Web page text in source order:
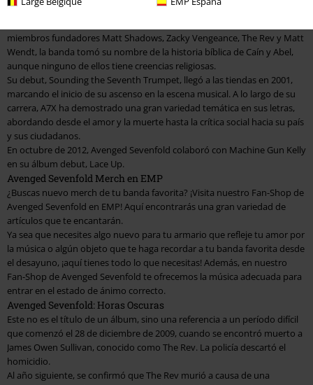
La banda californiana Avenged Sevenfold, conocida como A7X, ha
miembros fundadores Matt Shadows, Zacky Vengeance, The Rev y Matt
Wendt, la banda tomó su nombre de la historia bíblica de Caín y Abel,
aunque ninguno de ellos tiene creencias religiosas.
Su debut, Sounding the Seventh Trumpet, llegó a las tiendas en 2001,
marcando el inicio de su ascenso en la escena musical. A lo largo de su
carrera, A7X ha demostrado una gran variedad temática en sus letras,
abordando desde el amor y la muerte hasta la crítica social hacia su país
y sus ciudadanos.
En octubre de 2012, Avenged Sevenfold colaboró con Machine Gun Kelly
en su álbum debut, Lace Up.
Avenged Sevenfold Merch en EMP
¿Buscas nuevo merch de tu banda favorita? ¡Visita nuestro Fan-Shop de
Avenged Sevenfold en EMP! Aquí encontrarás una gran variedad de
artículos que te encantarán.
Ya sea que necesites algo nuevo para tu armario que refleje tu amor por
la música o algún objeto que te haga recordar a tu banda favorita desde
el desayuno, ¡aquí tienes todo lo que necesitas! Además, en nuestro
Fan-Shop de Avenged Sevenfold te ofrecemos la música adecuada para
entrar en el estado de ánimo correcto.
Avenged Sevenfold: Horas Oscuras
Este no es el título de un álbum, sino una referencia a un período difícil
que comenzó el 28 de diciembre de 2009, cuando se encontró muerto a
James Owen Sullivan, conocido como The Rev. La policía descartó el
homicidio.
Al año siguiente, se confirmó que The Rev murió a causa de una